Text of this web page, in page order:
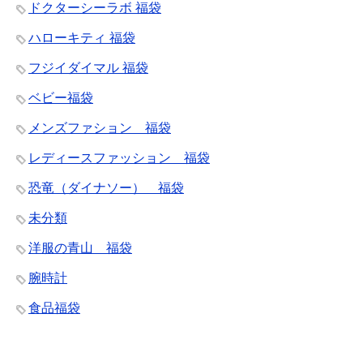
ドクターシーラボ 福袋
ハローキティ 福袋
フジイダイマル 福袋
ベビー福袋
メンズファション 福袋
レディースファッション 福袋
恐竜（ダイナソー） 福袋
未分類
洋服の青山 福袋
腕時計
食品福袋